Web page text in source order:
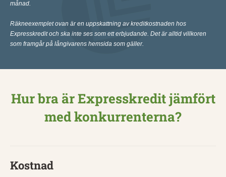
månad.
Räkneexemplet ovan är en uppskattning av kreditkostnaden hos
Expresskredit och ska inte ses som ett erbjudande. Det är alltid villkoren
som framgår på långivarens hemsida som gäller.
Hur bra är Expresskredit jämfört
med konkurrenterna?
Kostnad